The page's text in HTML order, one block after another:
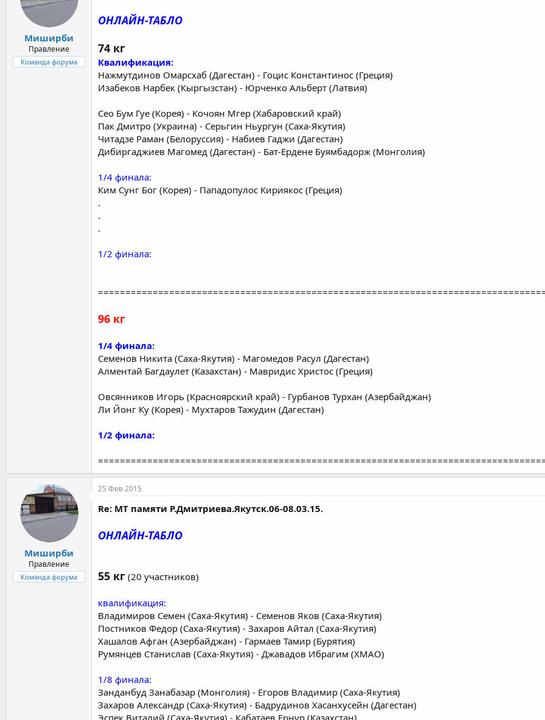
Миширби
Правление
Команда форума
ОНЛАЙН-ТАБЛО
74 кг
Квалификация:
Нажмутдинов Омарсхаб (Дагестан) - Гоцис Константинос (Греция)
Изабеков Нарбек (Кыргызстан) - Юрченко Альберт (Латвия)
Сео Бум Гуе (Корея) - Кочоян Мгер (Хабаровский край)
Пак Дмитро (Украина) - Серьгин Ньургун (Саха-Якутия)
Читадзе Раман (Белоруссия) - Набиев Гаджи (Дагестан)
Дибиргаджиев Магомед (Дагестан) - Бат-Ердене Буямбадорж (Монголия)
1/4 финала:
Ким Сунг Бог (Корея) - Пападопулос Кириякос (Греция)
.
.
.
1/2 финала:
96 кг
1/4 финала:
Семенов Никита (Саха-Якутия) - Магомедов Расул (Дагестан)
Алментай Багдаулет (Казахстан) - Мавридис Христос (Греция)
Овсянников Игорь (Красноярский край) - Гурбанов Турхан (Азербайджан)
Ли Йонг Ку (Корея) - Мухтаров Тажудин (Дагестан)
1/2 финала:
Миширби
Правление
Команда форума
25 Фев 2015
Re: МТ памяти Р.Дмитриева.Якутск.06-08.03.15.
ОНЛАЙН-ТАБЛО
55 кг (20 участников)
квалификация:
Владимиров Семен (Саха-Якутия) - Семенов Яков (Саха-Якутия)
Постников Федор (Саха-Якутия) - Захаров Айтал (Саха-Якутия)
Хашалов Афган (Азербайджан) - Гармаев Тамир (Бурятия)
Румянцев Станислав (Саха-Якутия) - Джавадов Ибрагим (ХМАО)
1/8 финала:
Занданбуд Занабазар (Монголия) - Егоров Владимир (Саха-Якутия)
Захаров Александр (Саха-Якутия) - Бадрудинов Хасанхусейн (Дагестан)
Эспек Виталий (Саха-Якутия) - Кабатаев Ернур (Казахстан)